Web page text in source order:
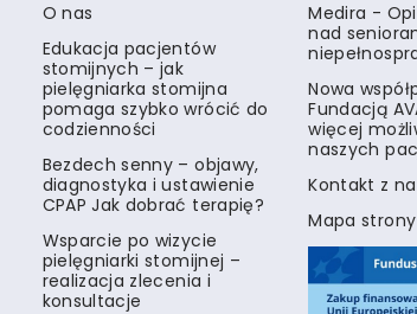
O nas
Edukacja pacjentów
stomijnych – jak
pielęgniarka stomijna
pomaga szybko wrócić do
codzienności
Bezdech senny – objawy,
diagnostyka i ustawienie
CPAP Jak dobrać terapię?
Wsparcie po wizycie
pielęgniarki stomijnej –
realizacja zlecenia i
konsultacje
Medira -
nad
Nowa
Fundacją
więcej
naszych
Kontakt z
Mapa strony